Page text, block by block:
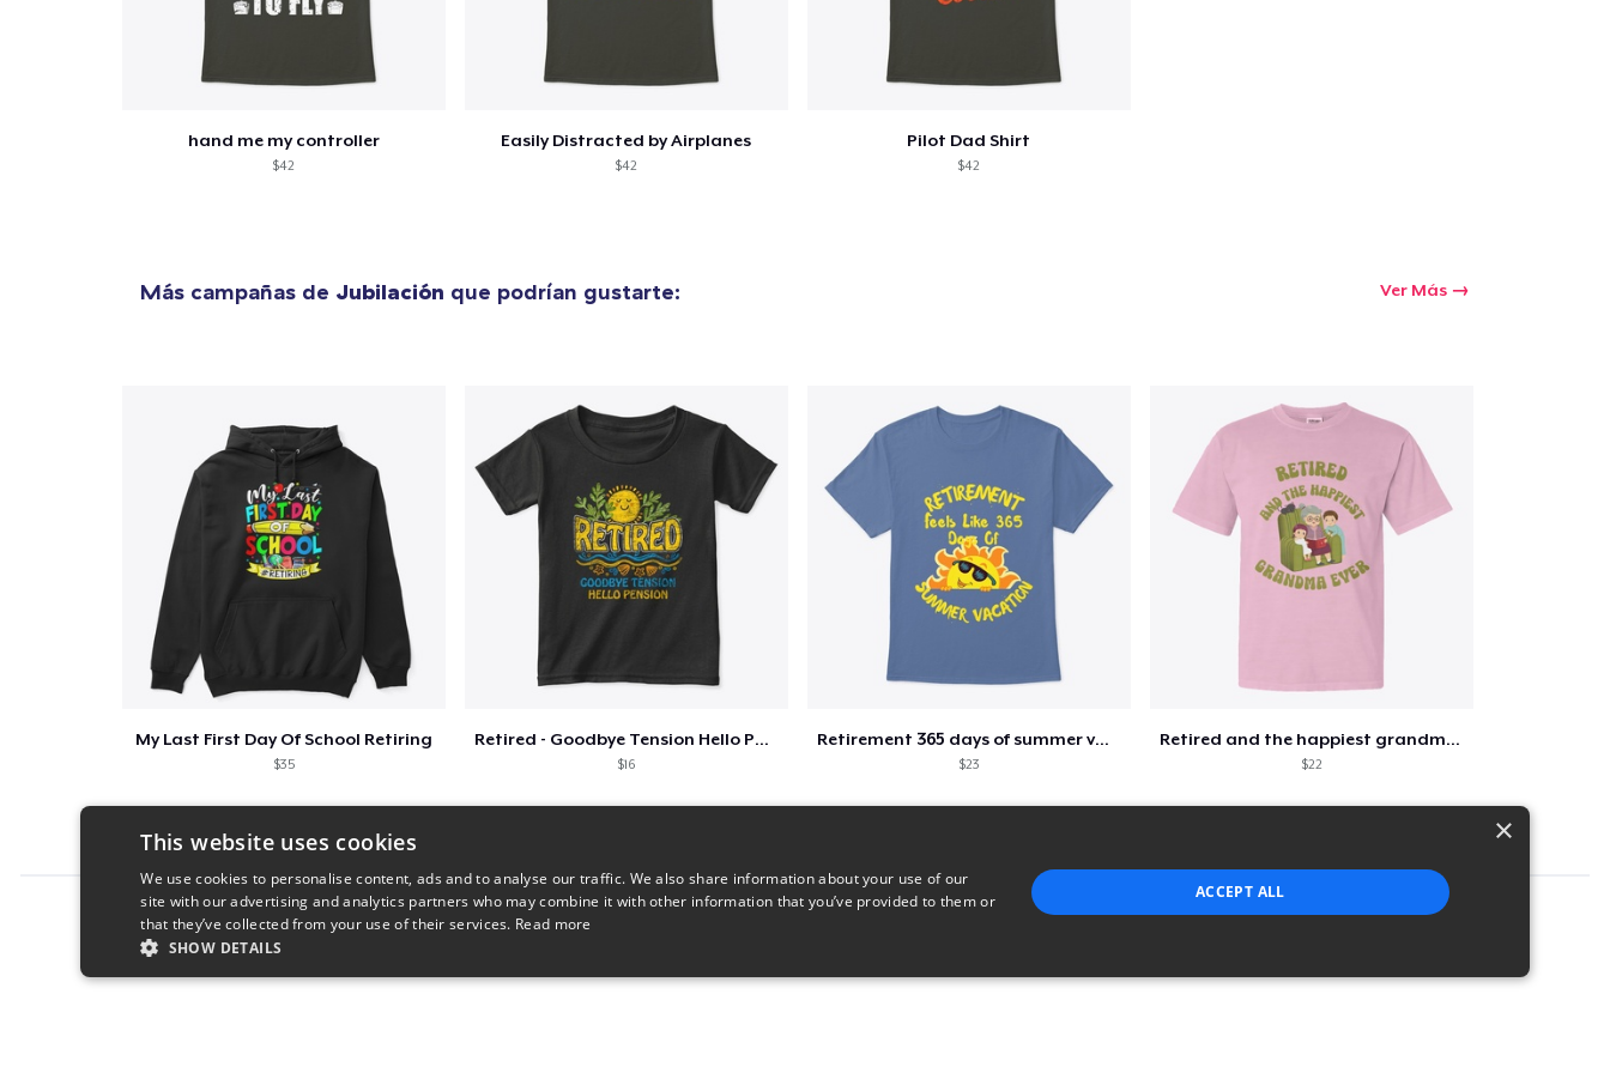
hand me my controller
$42
Easily Distracted by Airplanes
$42
Pilot Dad Shirt
$42
Más campañas de Jubilación que podrían gustarte: Ver Más
My Last First Day Of School Retiring
$35
Retired - Goodbye Tension Hello Pension
$16
Retirement 365 days of summer vacation
$23
Retired and the happiest grandma ever
$22
Report this product
Women's Racerback Tank
24,99 US$
28,99 US$
×
This website uses cookies
We use cookies to personalise content, ads and to analyse our traffic. We also share information about your use of our
site with our advertising and analytics partners who may combine it with other information that you’ve provided to them or
that they’ve collected from your use of their services. Read more
SHOW DETAILS
ACCEPT ALL